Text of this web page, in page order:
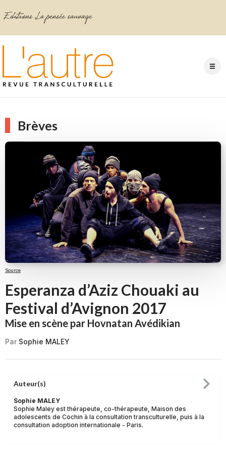
Brèves
Source
Esperanza d’Aziz Chouaki au
Festival d’Avignon 2017
Mise en scène par Hovnatan Avédikian
Par Sophie MALEY
Auteur(s)
Sophie MALEY
Sophie Maley est thérapeute, co-thérapeute, Maison des
adolescents de Cochin à la consultation transculturelle, puis à la
consultation adoption internationale - Paris.